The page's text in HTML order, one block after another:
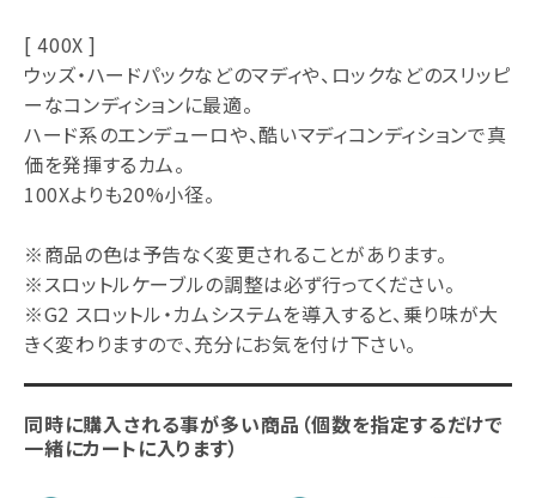
[ 400X ]
ウッズ・ハードパックなどのマディや、ロックなどのスリッピ
ーなコンディションに最適。
ハード系のエンデューロや、酷いマディコンディションで真
価を発揮するカム。
100Xよりも20%小径。
※商品の色は予告なく変更されることがあります。
※スロットルケーブルの調整は必ず行ってください。
※G2 スロットル・カムシステムを導入すると、乗り味が大
きく変わりますので、充分にお気を付け下さい。
同時に購入される事が多い商品（個数を指定するだけで
一緒にカートに入ります）